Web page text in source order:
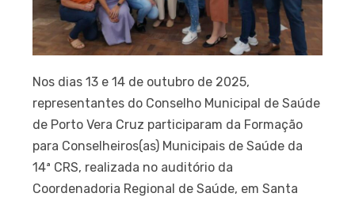
Nos dias 13 e 14 de outubro de 2025,
representantes do Conselho Municipal de Saúde
de Porto Vera Cruz participaram da Formação
para Conselheiros(as) Municipais de Saúde da
14ª CRS, realizada no auditório da
Coordenadoria Regional de Saúde, em Santa